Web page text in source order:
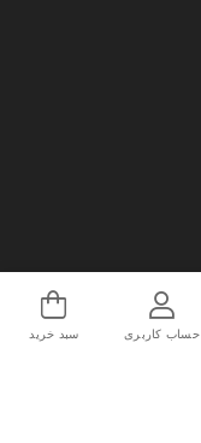
حساب کاربری سبد خرید